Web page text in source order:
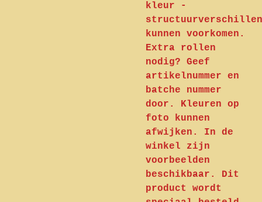
kleur -
structuurverschillen
kunnen voorkomen.
Extra rollen
nodig? Geef
artikelnummer en
batche nummer
door. Kleuren op
foto kunnen
afwijken. In de
winkel zijn
voorbeelden
beschikbaar. Dit
product wordt